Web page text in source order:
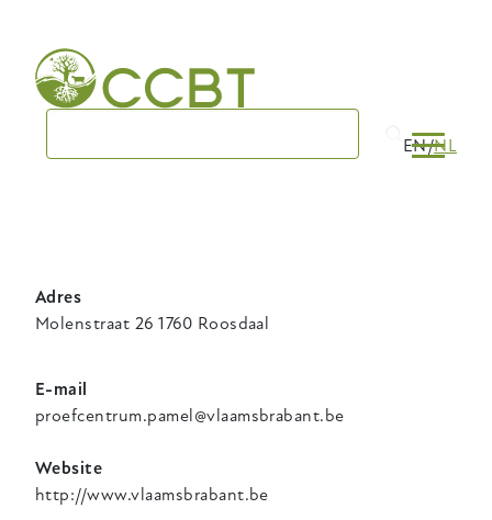
main
navigation
EN NL
Adres
Molenstraat 26 1760 Roosdaal
E-mail
proefcentrum.pamel@vlaamsbrabant.be
Website
http://www.vlaamsbrabant.be